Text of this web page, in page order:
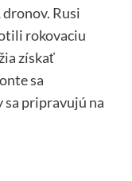
Rusi
rokovaciu
získať
sa
pripravujú na